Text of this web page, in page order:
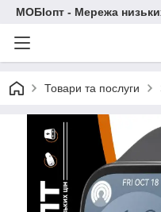
МОБІопт - Мережа
Товари та послуги